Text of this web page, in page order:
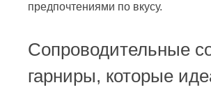
предпочтениями по вкусу.
Сопроводительные
гарниры, которые